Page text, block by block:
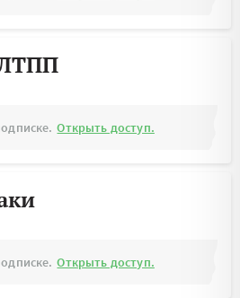
Открыть доступ.
Открыть доступ.